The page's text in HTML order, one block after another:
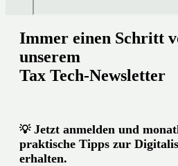
Immer einen Schritt
unserem
Tax Tech-Newsletter
💡Jetzt anmelden und
praktische Tipps zur
erhalten.